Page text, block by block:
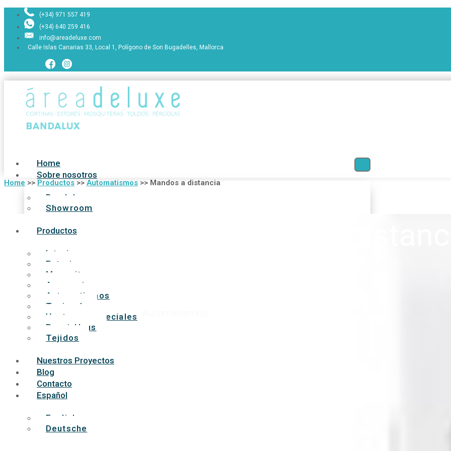
(+34) 971 557 419
(+34) 640 259 416
info@areadeluxe.com
Calle Islas Canarias 33, Local 1, Polígono de Son Bugadelles, Mallorca
Home
Sobre nosotros
Bandalux
Showroom
Productos
Interior
Exterior
Mosquiteras
Accesorios
Automatismos
Tapicería
Ventanas especiales
PassivHaus
Tejidos
Nuestros Proyectos
Blog
Contacto
Español
English
Deutsche
Home >> Productos >> Automatismos >> Mandos a distancia